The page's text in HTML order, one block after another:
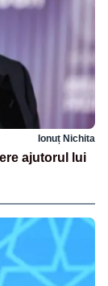
Ionuț Nichita
ajutorul lui